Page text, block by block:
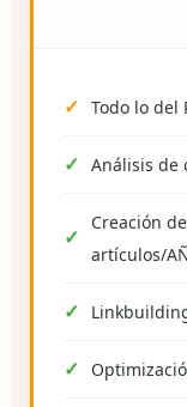
Todo lo del
Análisis de
Creación
artículos/